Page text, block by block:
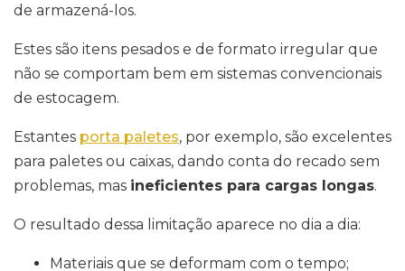
de armazená-los.
Estes são itens pesados e de formato irregular que
não se comportam bem em sistemas convencionais
de estocagem.
Estantes porta paletes, por exemplo, são excelentes
para paletes ou caixas, dando conta do recado sem
problemas, mas ineficientes para cargas longas.
O resultado dessa limitação aparece no dia a dia:
Materiais que se deformam com o tempo;